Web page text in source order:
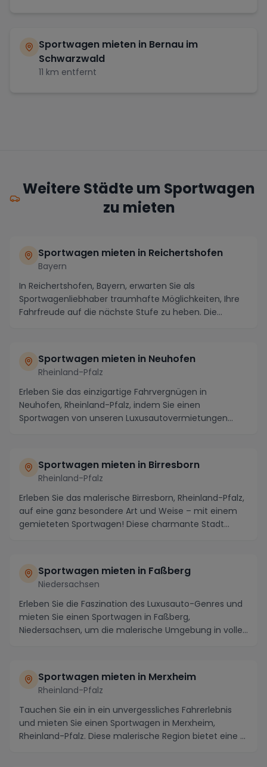
Sportwagen mieten in Bernau im
Schwarzwald
11 km entfernt
Weitere Städte um Sportwagen
zu mieten
Sportwagen mieten in Reichertshofen
Bayern
In Reichertshofen, Bayern, erwarten Sie als
Sportwagenliebhaber traumhafte Möglichkeiten, Ihre
Fahrfreude auf die nächste Stufe zu heben. Die
Sportwagen mieten in Neuhofen
Rheinland-Pfalz
Erleben Sie das einzigartige Fahrvergnügen in
Neuhofen, Rheinland-Pfalz, indem Sie einen
Sportwagen von unseren Luxusautovermietungen
Sportwagen mieten in Birresborn
Rheinland-Pfalz
Erleben Sie das malerische Birresborn, Rheinland-Pfalz,
auf eine ganz besondere Art und Weise – mit einem
gemieteten Sportwagen! Diese charmante Stadt...
Sportwagen mieten in Faßberg
Niedersachsen
Erleben Sie die Faszination des Luxusauto-Genres und
mieten Sie einen Sportwagen in Faßberg,
Niedersachsen, um die malerische Umgebung in vollen
Sportwagen mieten in Merxheim
Rheinland-Pfalz
Tauchen Sie ein in ein unvergessliches Fahrerlebnis
und mieten Sie einen Sportwagen in Merxheim,
Rheinland-Pfalz. Diese malerische Region bietet eine ...